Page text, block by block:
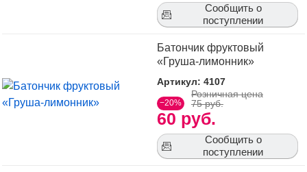
Сообщить о
поступлении
Батончик фруктовый
«Груша-лимонник»
Артикул: 4107
−20%
60 руб.
Розничная цена
75 руб.
Сообщить о
поступлении